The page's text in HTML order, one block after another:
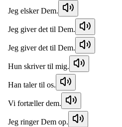
Jeg elsker Dem.
Jeg giver det til Dem.
Jeg giver det til Dem.
Hun skriver til mig.
Han taler til os.
Vi fortæller dem.
Jeg ringer Dem op.